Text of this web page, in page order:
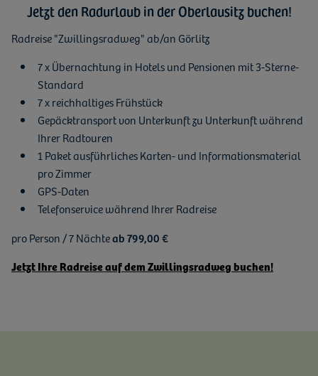
Jetzt den Radurlaub in der Oberlausitz buchen!
Radreise "Zwillingsradweg" ab/an Görlitz
7 x Übernachtung in Hotels und Pensionen mit 3-Sterne-
Standard
7 x reichhaltiges Frühstück
Gepäcktransport von Unterkunft zu Unterkunft während
Ihrer Radtouren
1 Paket ausführliches Karten- und Informationsmaterial
pro Zimmer
GPS-Daten
Telefonservice während Ihrer Radreise
pro Person / 7 Nächteab 799,00 €
Jetzt Ihre Radreise auf dem Zwillingsradweg buchen!